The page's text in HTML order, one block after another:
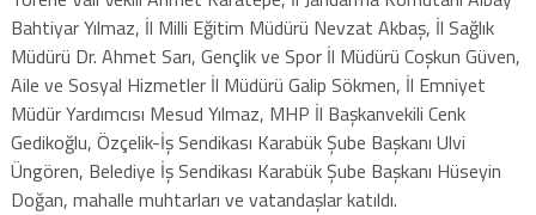
Bahtiyar Yılmaz, İl Milli Eğitim Müdürü Nevzat Akbaş, İl Sağlık
Müdürü Dr. Ahmet Sarı, Gençlik ve Spor İl Müdürü Coşkun Güven,
Aile ve Sosyal Hizmetler İl Müdürü Galip Sökmen, İl Emniyet
Müdür Yardımcısı Mesud Yılmaz, MHP İl Başkanvekili Cenk
Gedikoğlu, Özçelik-İş Sendikası Karabük Şube Başkanı Ulvi
Üngören, Belediye İş Sendikası Karabük Şube Başkanı Hüseyin
Doğan, mahalle muhtarları ve vatandaşlar katıldı.